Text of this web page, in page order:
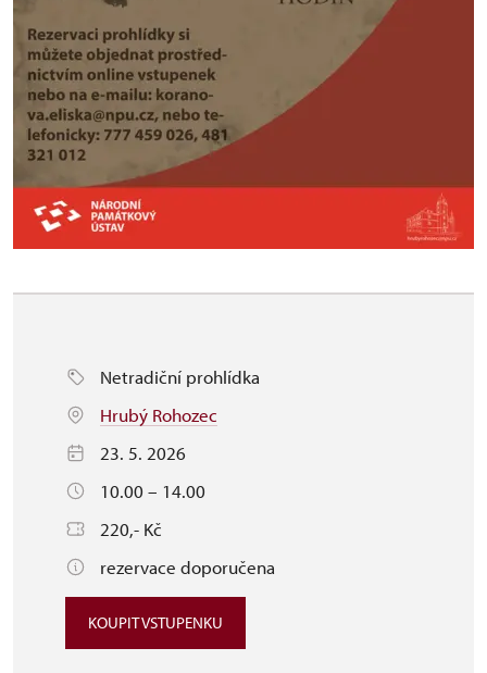
Netradiční prohlídka
Hrubý Rohozec
23. 5. 2026
10.00 – 14.00
220,- Kč
rezervace doporučena
KOUPIT VSTUPENKU